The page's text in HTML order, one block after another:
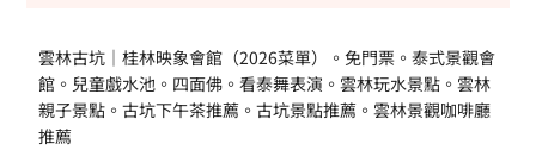
雲林古坑｜桂林映象會館（2026菜單）。免門票。泰式景觀會
館。兒童戲水池。四面佛。看泰舞表演。雲林玩水景點。雲林
親子景點。古坑下午茶推薦。古坑景點推薦。雲林景觀咖啡廳
推薦